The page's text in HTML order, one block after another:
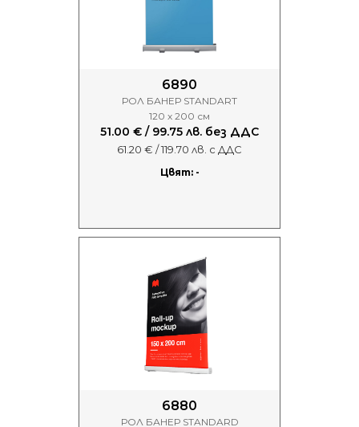
6890
РОЛ БАНЕР STANDART
120 х 200 см
51.00 € / 99.75 лв. без ДДС
61.20 € / 119.70 лв. с ДДС
Цвят: -
6880
РОЛ БАНЕР STANDARD